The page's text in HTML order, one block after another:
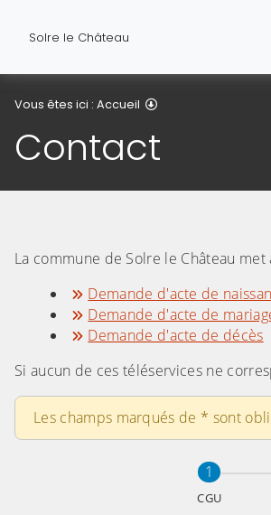
Solre le Château
Vous êtes ici : Accueil
Contact
La commune de Solre le Château
Demande d'acte de
Demande d'acte de
Demande d'acte de décès
Si aucun de ces téléservices ne
Les champs marqués de * sont
Étape
1 sur 3
CGU